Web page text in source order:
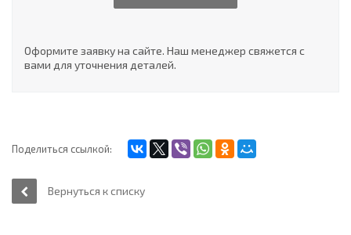
Оформите заявку на сайте. Наш менеджер свяжется с
вами для уточнения деталей.
Поделиться ссылкой:
Вернуться к списку